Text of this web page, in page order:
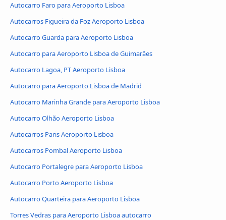
Autocarro Faro para Aeroporto Lisboa
Autocarros Figueira da Foz Aeroporto Lisboa
Autocarro Guarda para Aeroporto Lisboa
Autocarro para Aeroporto Lisboa de Guimarães
Autocarro Lagoa, PT Aeroporto Lisboa
Autocarro para Aeroporto Lisboa de Madrid
Autocarro Marinha Grande para Aeroporto Lisboa
Autocarro Olhão Aeroporto Lisboa
Autocarros Paris Aeroporto Lisboa
Autocarros Pombal Aeroporto Lisboa
Autocarro Portalegre para Aeroporto Lisboa
Autocarro Porto Aeroporto Lisboa
Autocarro Quarteira para Aeroporto Lisboa
Torres Vedras para Aeroporto Lisboa autocarro